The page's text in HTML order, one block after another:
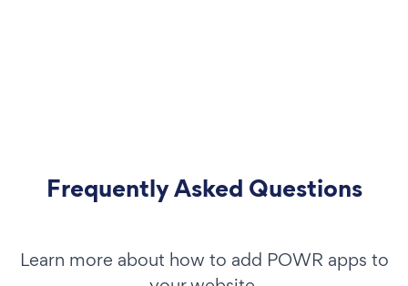
Frequently Asked Questions
Learn more about how to add POWR apps to